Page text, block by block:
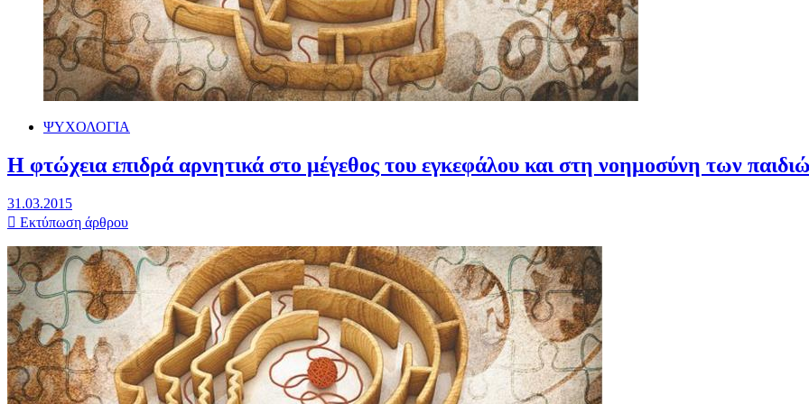
ΨΥΧΟΛΟΓΙΑ
Η φτώχεια επιδρά αρνητικά στο μέγεθος του εγκεφάλου και στη νοημοσύνη των
31.03.2015
Εκτύπωση άρθρου